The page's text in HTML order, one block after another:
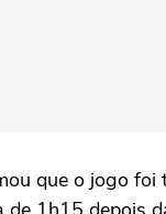
que o jogo